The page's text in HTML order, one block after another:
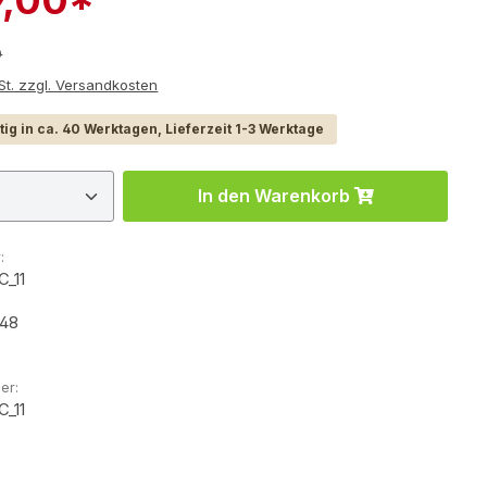
Preis:
inkl. MwSt. zzgl. Versandkosten
in ca. 40 Werktagen, Lieferzeit 1-3 Werktage
Anzahl: Gib den gewünschten Wert
In den Warenkorb